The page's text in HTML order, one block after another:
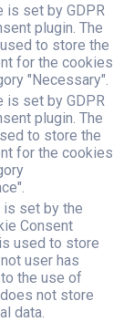
is set by GDPR
plugin. The
to store the
for the cookies
"Necessary".
is set by GDPR
plugin. The
to store the
for the cookies
is set by the
Consent
used to store
user has
the use of
not store
data.